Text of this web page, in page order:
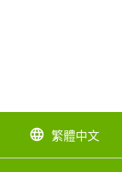
language 繁體中文